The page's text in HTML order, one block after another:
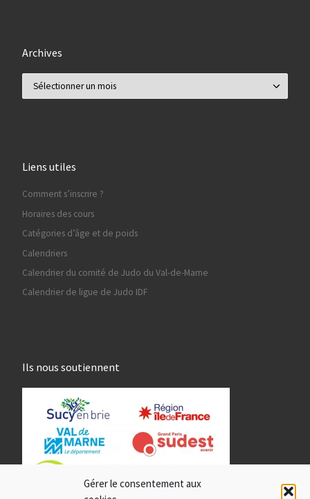
Gérer le consentement aux
Archives
Liens utiles
Comment s’inscrire ?
Horaires des cours
Catégories d’âge et de poids
Calendriers
Calendrier du comité de Judo du Val-de-Marne
Calendrier de ligue de Judo IDF
Ils nous soutiennent